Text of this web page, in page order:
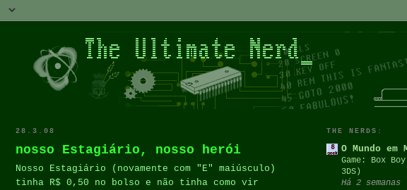
28.3.08
nosso Estagiário, nosso herói
Nosso Estagiário (novamente com "E" maiúsculo)
tinha R$ 0,50 no bolso e não tinha como vir
THE NERDS:
O Mundo em
Game: Box
3DS)
Há 2 semanas